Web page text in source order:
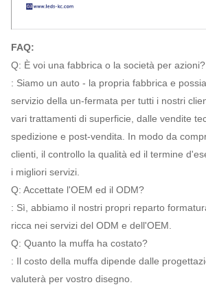
FAQ:
Q: È voi una fabbrica o la società per azioni?
: Siamo un auto - la propria fabbrica e
servizio della un-fermata per tutti i nostri
vari trattamenti di superficie, dalle vendite
spedizione e post-vendita. In modo da
clienti, il controllo la qualità ed il termine
i migliori servizi.
Q: Accettate l'OEM ed il ODM?
: Sì, abbiamo il nostri propri reparto
ricca nei servizi del ODM e dell'OEM.
Q: Quanto la muffa ha costato?
: Il costo della muffa dipende dalle
valuterà per vostro disegno.